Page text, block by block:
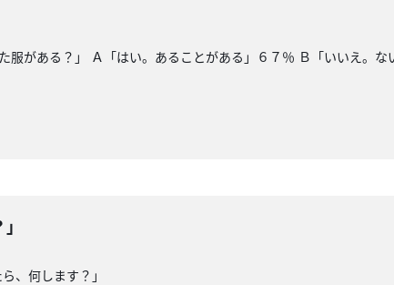
服がある？」 Ａ「はい。あることがある」６７％ Ｂ「いいえ
、何します？」